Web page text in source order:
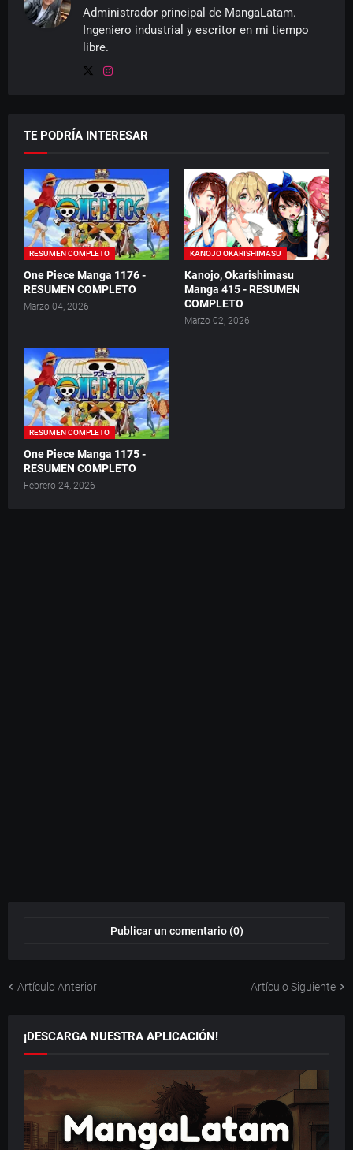
Administrador principal de MangaLatam.
Ingeniero industrial y escritor en mi tiempo
libre.
TE PODRÍA INTERESAR
RESUMEN COMPLETO
One Piece Manga 1176 -
RESUMEN COMPLETO
Marzo 04, 2026
KANOJO OKARISHIMASU
Kanojo, Okarishimasu
Manga 415 - RESUMEN
COMPLETO
Marzo 02, 2026
RESUMEN COMPLETO
One Piece Manga 1175 -
RESUMEN COMPLETO
Febrero 24, 2026
Publicar un comentario (0)
Artículo Anterior Artículo Siguiente
¡DESCARGA NUESTRA APLICACIÓN!